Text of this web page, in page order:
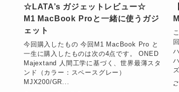
☆LATA’s ガジェットレビュー☆
M1 MacBook Proと一緒に使うガジ
ェット
今回購入したもの 今回M1 MacBook Pro と
一生に購入したものは次の4点です。 ONED
Majextand 人間工学に基づく、世界最薄スタ
ンド（カラー：スペースグレー）
MJX200/GR...